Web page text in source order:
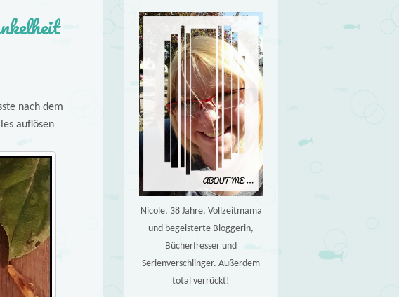
nach dem
auflösen
Nicole, 38 Jahre, Vollzeitmama
und begeisterte Bloggerin,
Bücherfresser und
Serienverschlinger. Außerdem
total verrückt!